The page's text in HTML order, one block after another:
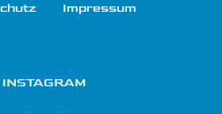
Impressum
INSTAGRAM